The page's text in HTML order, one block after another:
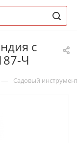
с
Ч
— Садовый